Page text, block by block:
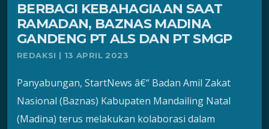
BERBAGI KEBAHAGIAAN SAAT
RAMADAN, BAZNAS MADINA
GANDENG PT ALS DAN PT SMGP
REDAKSI | 13 APRIL 2023
Panyabungan, StartNews â€“ Badan Amil Zakat
Nasional (Baznas) Kabupaten Mandailing Natal
(Madina) terus melakukan kolaborasi dalam